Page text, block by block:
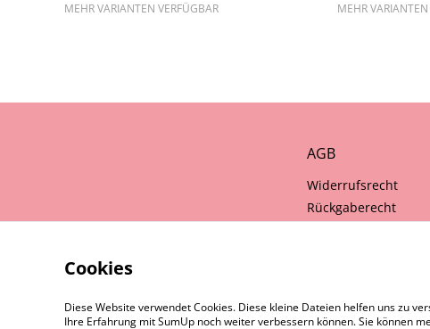
MEHR VARIANTEN VERFÜGBAR MEHR
AGB
Widerrufsrecht
Rückgaberecht
Cookies
Diese Website verwendet Cookies. Diese kleine Dateien helfen uns zu
Ihre Erfahrung mit SumUp noch weiter verbessern können. Sie können